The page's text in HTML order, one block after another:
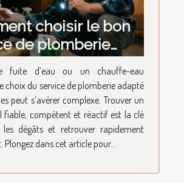
choisir le bon
de plomberie
urgences
?
fuite d’eau ou un chauffe-eau
choix du service de plomberie adapté
peut s’avérer complexe. Trouver un
fiable, compétent et réactif est la clé
dégâts et retrouver rapidement
dans cet article pour...